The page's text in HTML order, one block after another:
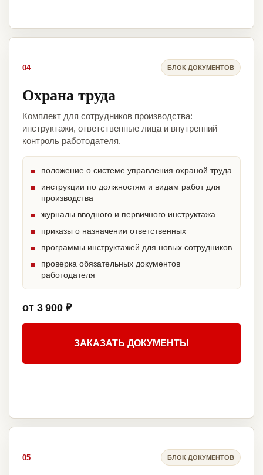
04 БЛОК ДОКУМЕНТОВ
Охрана труда
Комплект для сотрудников производства:
инструктажи, ответственные лица и внутренний
контроль работодателя.
положение о системе управления охраной труда
инструкции по должностям и видам работ для
производства
журналы вводного и первичного инструктажа
приказы о назначении ответственных
программы инструктажей для новых сотрудников
проверка обязательных документов
работодателя
от 3 900 ₽
ЗАКАЗАТЬ ДОКУМЕНТЫ
05 БЛОК ДОКУМЕНТОВ